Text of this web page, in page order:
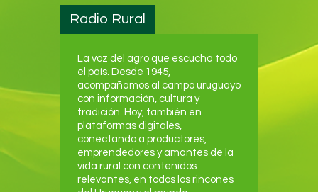
Radio Rural
La voz del agro que escucha todo
el país. Desde 1945,
acompañamos al campo uruguayo
con información, cultura y
tradición. Hoy, también en
plataformas digitales,
conectando a productores,
emprendedores y amantes de la
vida rural con contenidos
relevantes, en todos los rincones